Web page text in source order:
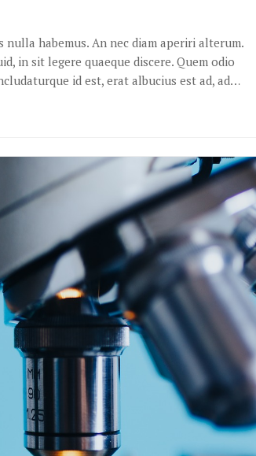
habemus. An nec diam aperiri alterum.
in sit legere quaeque discere. Quem odio
id est, erat albucius est ad, ad…